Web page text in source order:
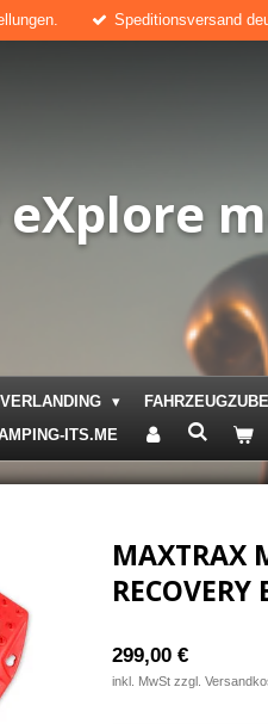
Speditionsversand
ITS.ME
MAXTRAX
RECOVERY
299,00 €
inkl. MwSt zzgl.